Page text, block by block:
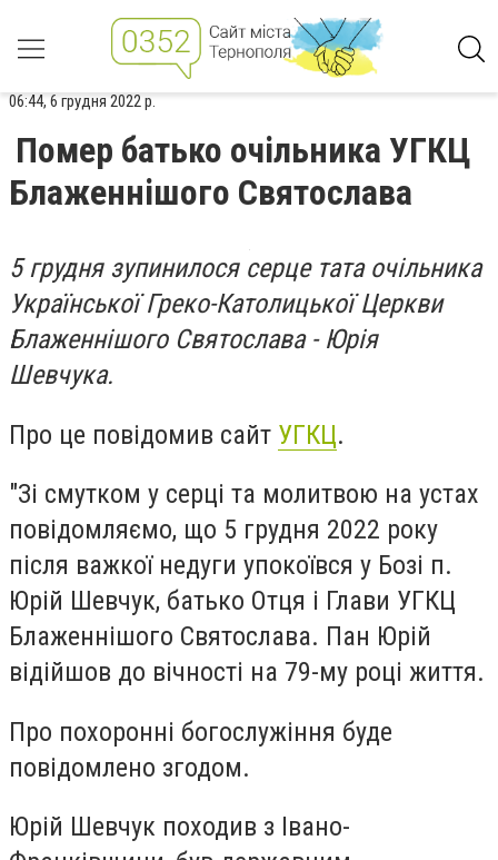
06:44, 6 грудня 2022 р.
Помер батько очільника УГКЦ
Блаженнішого Святослава
5 грудня зупинилося серце тата очільника
Української Греко-Католицької Церкви
Блаженнішого Святослава - Юрія
Шевчука.
Про це повідомив сайт УГКЦ.
"Зі смутком у серці та молитвою на устах
повідомляємо, що 5 грудня 2022 року
після важкої недуги упокоївся у Бозі п.
Юрій Шевчук, батько Отця і Глави УГКЦ
Блаженнішого Святослава. Пан Юрій
відійшов до вічності на 79-му році життя.
Про похоронні богослужіння буде
повідомлено згодом.
Юрій Шевчук походив з Івано-